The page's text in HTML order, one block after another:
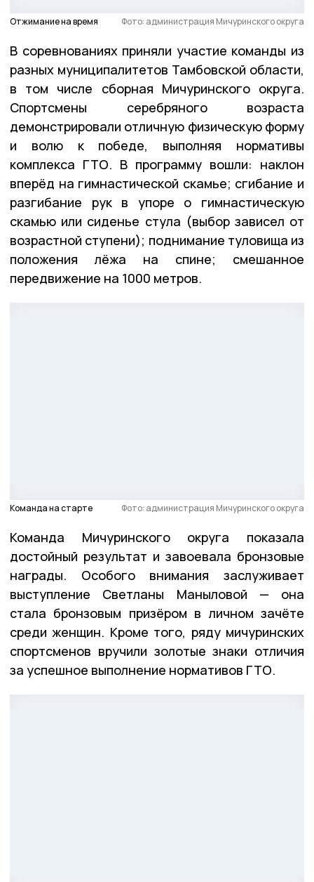
Отжимание на время Фото: администрация Мичуринского округа
В соревнованиях приняли участие команды из
разных муниципалитетов Тамбовской области,
в том числе сборная Мичуринского округа.
Спортсмены серебряного возраста
демонстрировали отличную физическую форму
и волю к победе, выполняя нормативы
комплекса ГТО. В программу вошли: наклон
вперёд на гимнастической скамье; сгибание и
разгибание рук в упоре о гимнастическую
скамью или сиденье стула (выбор зависел от
возрастной ступени); поднимание туловища из
положения лёжа на спине; смешанное
передвижение на 1000 метров.
Команда на старте Фото: администрация Мичуринского округа
Команда Мичуринского округа показала
достойный результат и завоевала бронзовые
награды. Особого внимания заслуживает
выступление Светланы Маныловой — она
стала бронзовым призёром в личном зачёте
среди женщин. Кроме того, ряду мичуринских
спортсменов вручили золотые знаки отличия
за успешное выполнение нормативов ГТО.